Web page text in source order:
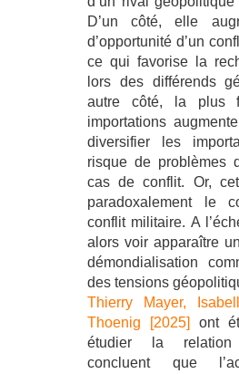
D’un côté, elle
d’opportunité d’un
ce qui favorise la
lors des différends
autre côté, la plus
importations
diversifier les
risque de problèmes
cas de conflit. Or,
paradoxalement le
conflit militaire. A
alors voir apparaître
démondialisation
des tensions
Thierry Mayer,
Thoenig [2025]
ont
étudier la relation
concluent que